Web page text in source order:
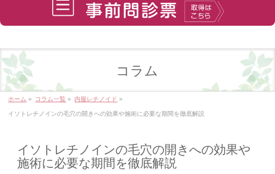
コラム
ホーム » コラム一覧 » 内服レチノイド »
イソトレチノインの毛穴の開きへの効果や施術に必要な期間を徹底解説
イソトレチノインの毛穴の開きへの効果や
施術に必要な期間を徹底解説